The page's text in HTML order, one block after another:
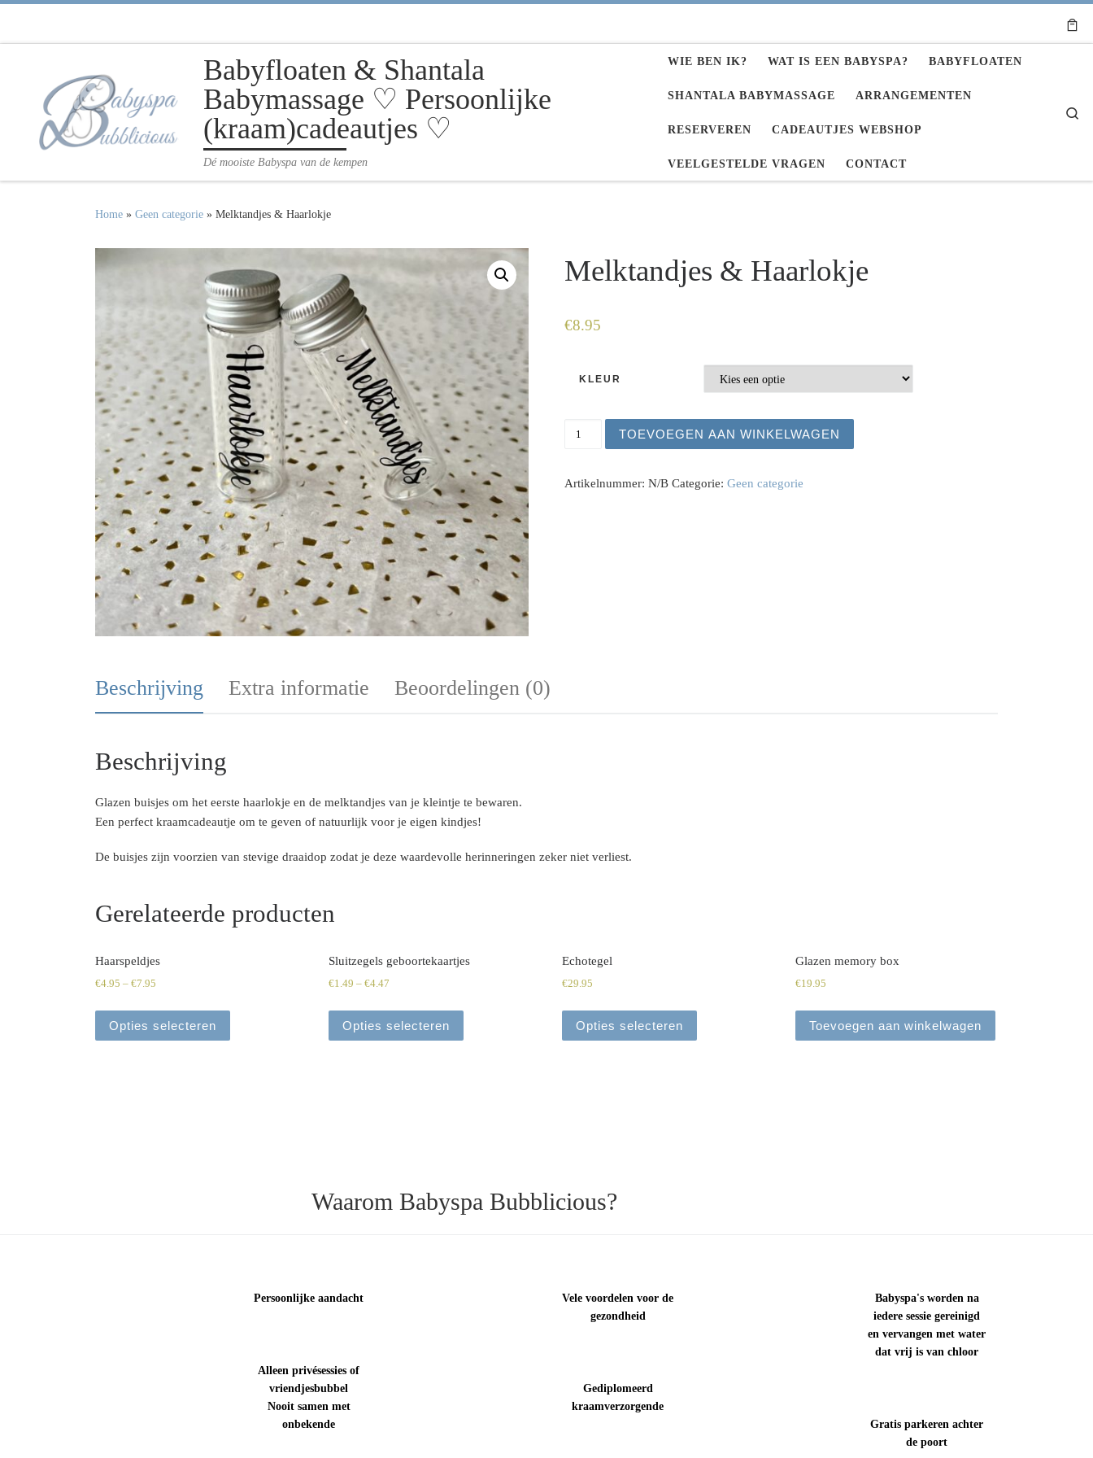
Babyfloaten & Shantala
Babymassage ♡ Persoonlijke
(kraam)cadeautjes ♡
Dé mooiste Babyspa van de kempen
WIE BEN IK? WAT IS EEN BABYSPA? BABYFLOATEN
SHANTALA BABYMASSAGE ARRANGEMENTEN
RESERVEREN CADEAUTJES WEBSHOP
VEELGESTELDE VRAGEN CONTACT
Home » Geen categorie » Melktandjes & Haarlokje
Melktandjes & Haarlokje
€8.95
KLEUR
TOEVOEGEN AAN WINKELWAGEN
Artikelnummer:N/B Categorie:Geen categorie
Beschrijving Extra informatie Beoordelingen (0)
Beschrijving
Glazen buisjes om het eerste haarlokje en de melktandjes van je kleintje te bewaren.
Een perfect kraamcadeautje om te geven of natuurlijk voor je eigen kindjes!
De buisjes zijn voorzien van stevige draaidop zodat je deze waardevolle herinneringen zeker niet verliest.
Gerelateerde producten
Haarspeldjes
€4.95 – €7.95
Opties selecteren
Sluitzegels geboortekaartjes
€1.49 – €4.47
Opties selecteren
Echotegel
€29.95
Opties selecteren
Glazen memory box
€19.95
Toevoegen aan winkelwagen
Waarom Babyspa Bubblicious?
Persoonlijke aandacht
Alleen privésessies of
vriendjesbubbel
Nooit samen met
onbekende
Vele voordelen voor de
gezondheid
Gediplomeerd
kraamverzorgende
Babyspa's worden na
iedere sessie gereinigd
en vervangen met water
dat vrij is van chloor
Gratis parkeren achter
de poort